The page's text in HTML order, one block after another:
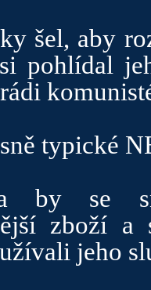
šel, aby
pohlídal
typické
by se
zboží a
jeho